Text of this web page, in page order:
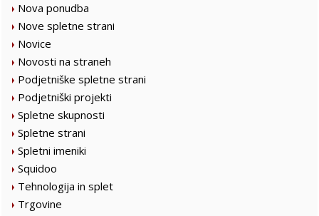
Nova ponudba
Nove spletne strani
Novice
Novosti na straneh
Podjetniške spletne strani
Podjetniški projekti
Spletne skupnosti
Spletne strani
Spletni imeniki
Squidoo
Tehnologija in splet
Trgovine